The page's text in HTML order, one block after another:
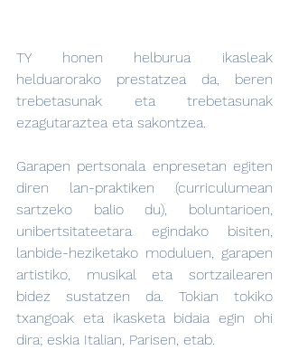
TY honen helburua ikasleak
helduarorako prestatzea da, beren
trebetasunak eta trebetasunak
ezagutaraztea eta sakontzea.
Garapen pertsonala enpresetan egiten
diren lan-praktiken (curriculumean
sartzeko balio du), boluntarioen,
unibertsitateetara egindako bisiten,
lanbide-heziketako moduluen, garapen
artistiko, musikal eta sortzailearen
bidez sustatzen da. Tokian tokiko
txangoak eta ikasketa bidaia egin ohi
dira; eskia Italian, Parisen, etab.